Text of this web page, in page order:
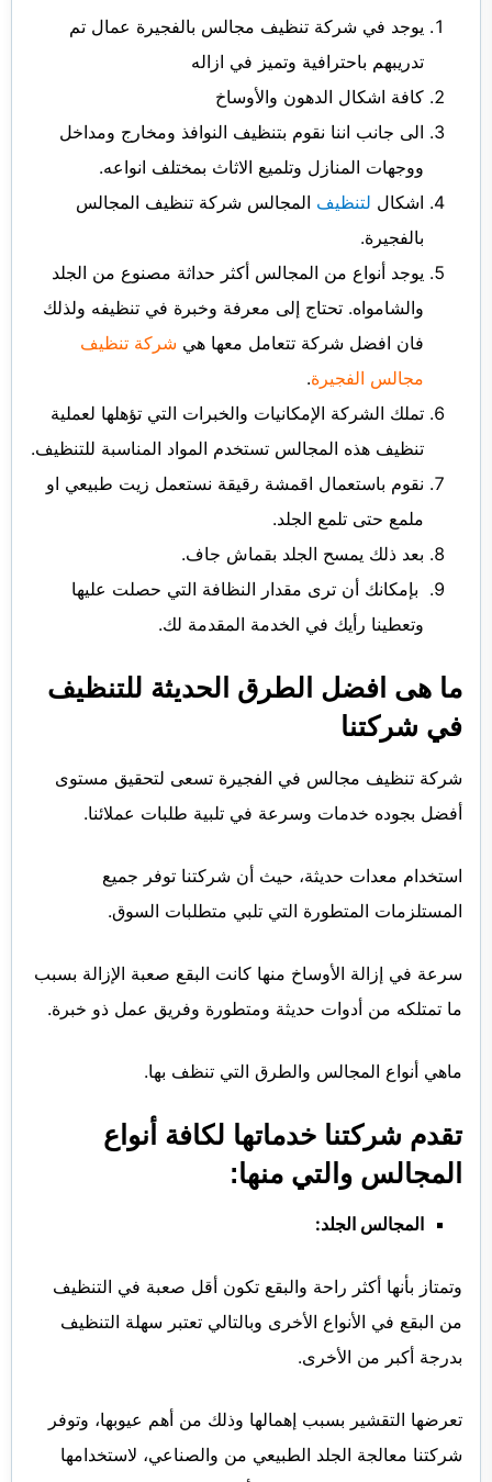
يوجد في شركة تنظيف مجالس بالفجيرة عمال تم
تدريبهم باحترافية وتميز في ازاله
كافة اشكال الدهون والأوساخ
الى جانب اننا نقوم بتنظيف النوافذ ومخارج ومداخل
ووجهات المنازل وتلميع الاثاث بمختلف انواعه.
اشكال لتنظيف المجالس شركة تنظيف المجالس
بالفجيرة.
يوجد أنواع من المجالس أكثر حداثة مصنوع من الجلد
والشامواه. تحتاج إلى معرفة وخبرة في تنظيفه ولذلك
فان افضل شركة تتعامل معها هي شركة تنظيف
مجالس الفجيرة.
تملك الشركة الإمكانيات والخبرات التي تؤهلها لعملية
تنظيف هذه المجالس تستخدم المواد المناسبة للتنظيف.
نقوم باستعمال اقمشة رقيقة نستعمل زيت طبيعي او
ملمع حتى تلمع الجلد.
بعد ذلك يمسح الجلد بقماش جاف.
بإمكانك أن ترى مقدار النظافة التي حصلت عليها
وتعطينا رأيك في الخدمة المقدمة لك.
ما هى افضل الطرق الحديثة للتنظيف
في شركتنا
شركة تنظيف مجالس في الفجيرة تسعى لتحقيق مستوى
أفضل بجوده خدمات وسرعة في تلبية طلبات عملائنا.
استخدام معدات حديثة، حيث أن شركتنا توفر جميع
المستلزمات المتطورة التي تلبي متطلبات السوق.
سرعة في إزالة الأوساخ منها كانت البقع صعبة الإزالة بسبب
ما تمتلكه من أدوات حديثة ومتطورة وفريق عمل ذو خبرة.
ماهي أنواع المجالس والطرق التي تنظف بها.
تقدم شركتنا خدماتها لكافة أنواع
المجالس والتي منها:
المجالس الجلد:
وتمتاز بأنها أكثر راحة والبقع تكون أقل صعبة في التنظيف
من البقع في الأنواع الأخرى وبالتالي تعتبر سهلة التنظيف
بدرجة أكبر من الأخرى.
تعرضها التقشير بسبب إهمالها وذلك من أهم عيوبها، وتوفر
شركتنا معالجة الجلد الطبيعي من والصناعي، لاستخدامها